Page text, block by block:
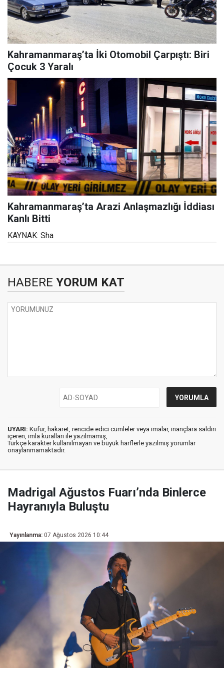
Kahramanmaraş’ta İki Otomobil Çarpıştı: Biri
Çocuk 3 Yaralı
Kahramanmaraş’ta Arazi Anlaşmazlığı İddiası
Kanlı Bitti
KAYNAK: Sha
HABERE YORUM KAT
UYARI: Küfür, hakaret, rencide edici cümleler veya imalar, inançlara saldırı
içeren, imla kuralları ile yazılmamış,
Türkçe karakter kullanılmayan ve büyük harflerle yazılmış yorumlar
onaylanmamaktadır.
Madrigal Ağustos Fuarı’nda Binlerce
Hayranıyla Buluştu
Yayınlanma: 07 Ağustos 2026 10:44